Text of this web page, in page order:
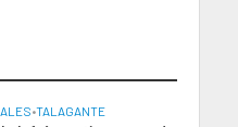
•TALAGANTE